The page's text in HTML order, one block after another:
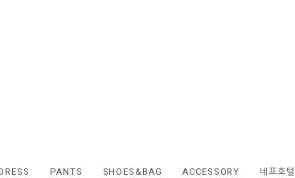
PANTS SHOES&BAG ACCESSORY 네프호텔